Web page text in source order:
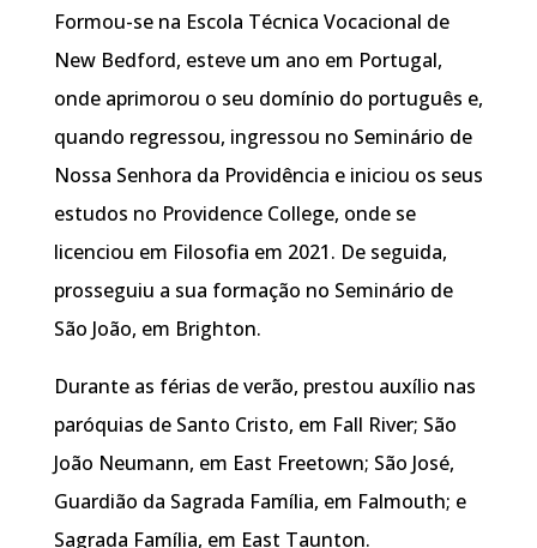
Formou-se na Escola Técnica Vocacional de
New Bedford, esteve um ano em Portugal,
onde aprimorou o seu domínio do português e,
quando regressou, ingressou no Seminário de
Nossa Senhora da Providência e iniciou os seus
estudos no Providence College, onde se
licenciou em Filosofia em 2021. De seguida,
prosseguiu a sua formação no Seminário de
São João, em Brighton.
Durante as férias de verão, prestou auxílio nas
paróquias de Santo Cristo, em Fall River; São
João Neumann, em East Freetown; São José,
Guardião da Sagrada Família, em Falmouth; e
Sagrada Família, em East Taunton.